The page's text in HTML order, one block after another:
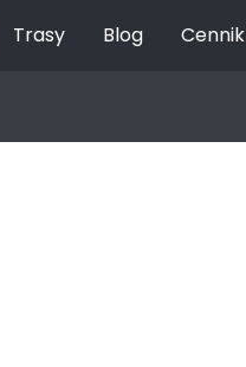
Trasy Blog Cennik